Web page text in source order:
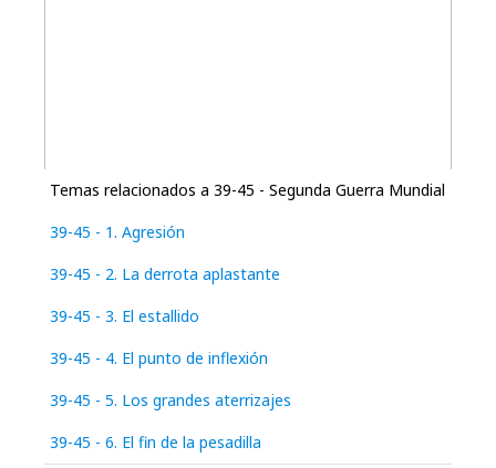
Temas relacionados a 39-45 - Segunda Guerra Mundial
39-45 - 1. Agresión
39-45 - 2. La derrota aplastante
39-45 - 3. El estallido
39-45 - 4. El punto de inflexión
39-45 - 5. Los grandes aterrizajes
39-45 - 6. El fin de la pesadilla